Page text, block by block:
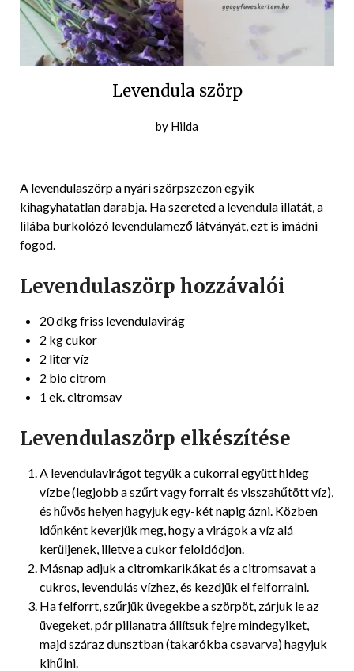
Levendula szörp
Posted
07-
08
by Hilda
A levendulaszörp a nyári szörpszezon egyik
kihagyhatatlan darabja. Ha szereted a levendula illatát, a
lilába burkolózó levendulamező látványát, ezt is imádni
fogod.
Levendulaszörp hozzávalói
20 dkg friss levendulavirág
2 kg cukor
2 liter víz
2 bio citrom
1 ek. citromsav
Levendulaszörp elkészítése
A levendulavirágot tegyük a cukorral együtt hideg
vízbe (legjobb a szűrt vagy forralt és visszahűtött víz),
és hűvös helyen hagyjuk egy-két napig ázni. Közben
időnként keverjük meg, hogy a virágok a víz alá
kerüljenek, illetve a cukor feloldódjon.
Másnap adjuk a citromkarikákat és a citromsavat a
cukros, levendulás vízhez, és kezdjük el felforralni.
Ha felforrt, szűrjük üvegekbe a szörpöt, zárjuk le az
üvegeket, pár pillanatra állítsuk fejre mindegyiket,
majd száraz dunsztban (takarókba csavarva) hagyjuk
kihűlni.